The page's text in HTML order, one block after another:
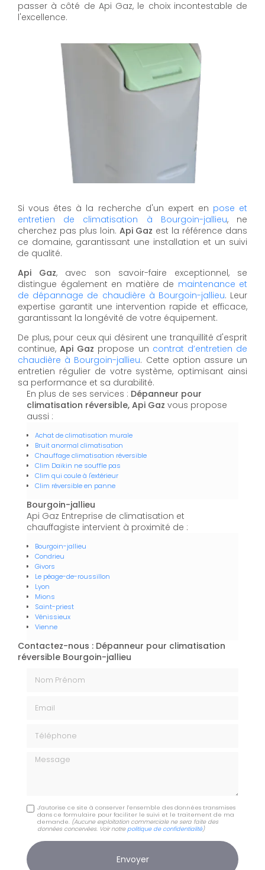
passer à côté de Api Gaz, le choix incontestable de
l'excellence.
Si vous êtes à la recherche d'un expert en pose et
entretien de climatisation à Bourgoin-jallieu, ne
cherchez pas plus loin. Api Gaz est la référence dans
ce domaine, garantissant une installation et un suivi
de qualité.
Api Gaz, avec son savoir-faire exceptionnel, se
distingue également en matière de maintenance et
de dépannage de chaudière à Bourgoin-jallieu. Leur
expertise garantit une intervention rapide et efficace,
garantissant la longévité de votre équipement.
De plus, pour ceux qui désirent une tranquillité d'esprit
continue,Api Gaz propose un contrat d’entretien de
chaudière à Bourgoin-jallieu. Cette option assure un
entretien régulier de votre système, optimisant ainsi
sa performance et sa durabilité.
En plus de ses services : Dépanneur pour
climatisation réversible, Api Gaz vous propose
aussi :
Achat de climatisation murale
Bruit anormal climatisation
Chauffage climatisation réversible
Clim Daikin ne souffle pas
Clim qui coule à l'extérieur
Clim réversible en panne
Bourgoin-jallieu
Api Gaz Entreprise de climatisation et
chauffagiste intervient à proximité de :
Bourgoin-jallieu
Condrieu
Givors
Le péage-de-roussillon
Lyon
Mions
Saint-priest
Vénissieux
Vienne
Contactez-nous : Dépanneur pour climatisation
réversible Bourgoin-jallieu
Message
J'autorise ce site à conserver l'ensemble des données transmises
dans ce formulaire pour faciliter le suivi et le traitement de ma
demande. (Aucune exploitation commerciale ne sera faite des
données concervées. Voir notrepolitique de confidentialité)